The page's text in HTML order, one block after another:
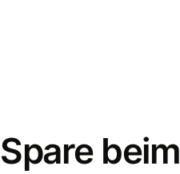
Spare beim